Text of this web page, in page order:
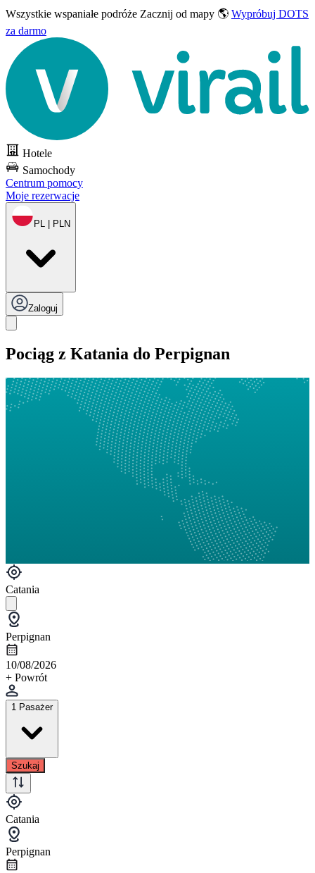
Wszystkie wspaniałe podróże Zacznij od mapy 🌎 Wypróbuj DOTS
za darmo
Hotele
Samochody
Centrum pomocy
Moje rezerwacje
PL | PLN
Zaloguj
Pociąg z Katania do Perpignan
Catania
Perpignan
10/08/2026
+ Powrót
1 Pasażer
Szukaj
Catania
Perpignan